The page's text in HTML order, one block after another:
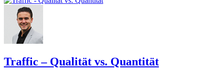
Traffic – Qualität vs. Quantität